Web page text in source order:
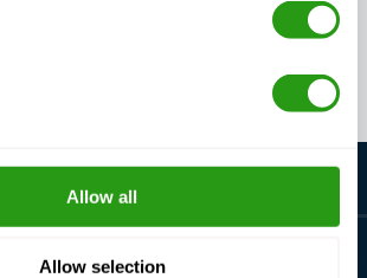
Allow all
Allow selection